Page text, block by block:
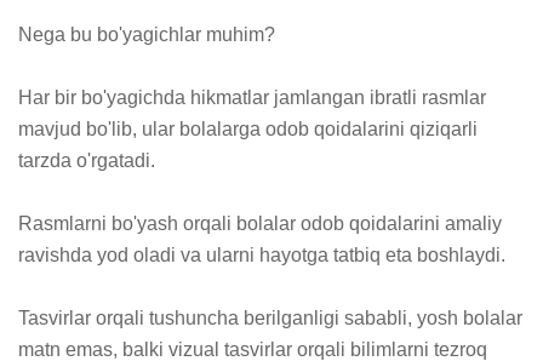
Nega bu bo'yagichlar muhim?
Har bir bo'yagichda hikmatlar jamlangan ibratli rasmlar
mavjud bo'lib, ular bolalarga odob qoidalarini qiziqarli
tarzda o'rgatadi.
Rasmlarni bo'yash orqali bolalar odob qoidalarini amaliy
ravishda yod oladi va ularni hayotga tatbiq eta boshlaydi.
Tasvirlar orqali tushuncha berilganligi sababli, yosh bolalar
matn emas, balki vizual tasvirlar orqali bilimlarni tezroq